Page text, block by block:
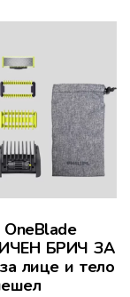
OneBlade
БРИЧ ЗА
лице и тело